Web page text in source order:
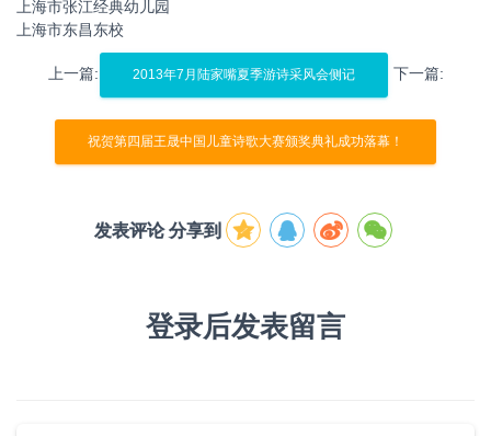
上海市张江经典幼儿园
上海市东昌东校
上一篇: 2013年7月陆家嘴夏季游诗采风会侧记 下一篇:
祝贺第四届王晟中国儿童诗歌大赛颁奖典礼成功落幕！
发表评论 分享到
登录后发表留言